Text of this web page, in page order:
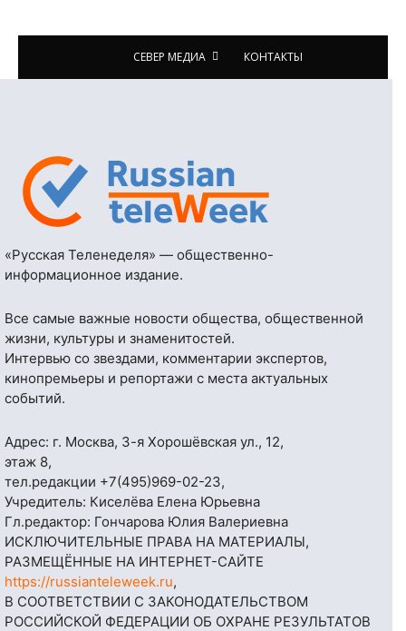
СЕВЕР МЕДИА КОНТАКТЫ
«Русская Теленеделя» — общественно-
информационное издание.
Все самые важные новости общества, общественной
жизни, культуры и знаменитостей.
Интервью со звездами, комментарии экспертов,
кинопремьеры и репортажи с места актуальных
событий.
Адрес: г. Москва, 3-я Хорошёвская ул., 12,
этаж 8,
тел.редакции +7(495)969-02-23,
Учредитель: Киселёва Елена Юрьевна
Гл.редактор: Гончарова Юлия Валериевна
ИСКЛЮЧИТЕЛЬНЫЕ ПРАВА НА МАТЕРИАЛЫ,
РАЗМЕЩЁННЫЕ НА ИНТЕРНЕТ-САЙТЕ
https://russianteleweek.ru,
В СООТВЕТСТВИИ С ЗАКОНОДАТЕЛЬСТВОМ
РОССИЙСКОЙ ФЕДЕРАЦИИ ОБ ОХРАНЕ РЕЗУЛЬТАТОВ